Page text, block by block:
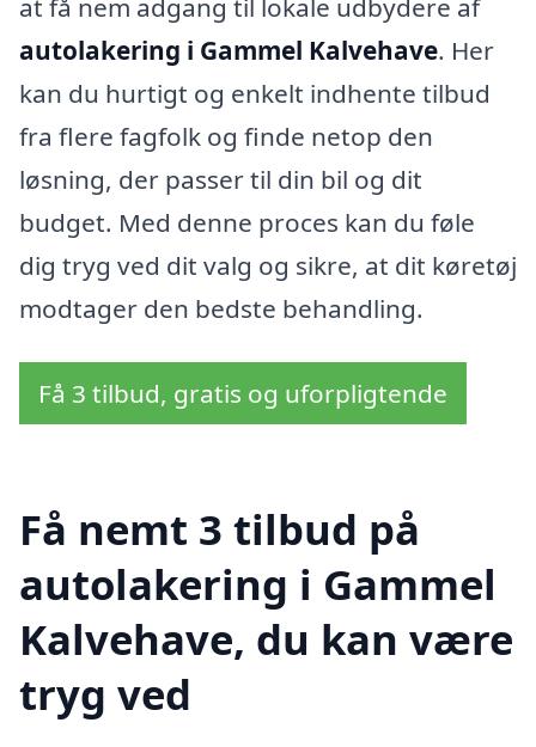
at få nem adgang til lokale udbydere af
autolakering i Gammel Kalvehave. Her
kan du hurtigt og enkelt indhente tilbud
fra flere fagfolk og finde netop den
løsning, der passer til din bil og dit
budget. Med denne proces kan du føle
dig tryg ved dit valg og sikre, at dit køretøj
modtager den bedste behandling.
Få 3 tilbud, gratis og uforpligtende
Få nemt 3 tilbud på
autolakering i Gammel
Kalvehave, du kan være
tryg ved